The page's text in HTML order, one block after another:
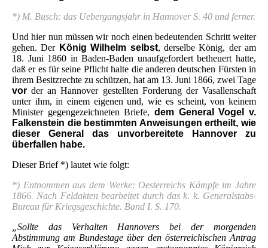
*) M. Busch: das Uebergangsjahr in Hannover S. 40 und ferner.
Und hier nun müssen wir noch einen bedeutenden Schritt weiter
gehen. Der König Wilhelm selbst, derselbe König, der am
18. Juni 1860 in Baden-Baden unaufgefordert betheuert hatte,
daß er es für seine Pflicht halte die anderen deutschen Fürsten in
ihrem Besitzrechte zu schützen, hat am 13. Juni 1866, zwei Tage
vor der an Hannover gestellten Forderung der Vasallenschaft
unter ihm, in einem eigenen und, wie es scheint, von keinem
Minister gegengezeichneten Briefe, dem General Vogel v.
Falkenstein die bestimmten Anweisungen ertheilt, wie
dieser General das unvorbereitete Hannover zu
überfallen habe.
Dieser Brief *) lautet wie folgt:
*) Entnommen aus dem Werke: Oesterreichs Kämpfe im Jahre
1866. Nach Feldakten bearbeitet durch das k. k. Generalstabs-
Bureau für Kriegsgeschichte. Band I. S. 170.
„Sollte das Verhalten Hannovers bei der morgenden
Abstimmung am Bundestage über den österreichischen Antrag